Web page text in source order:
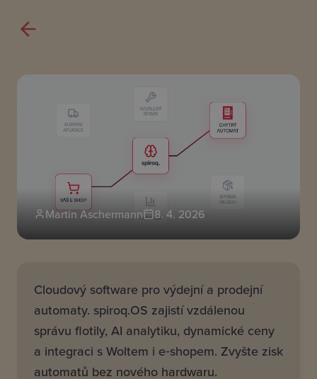
Martin Aschermann 8. 4. 2026
Cloudový software pro výdejní a prodejní
automaty. spiroq.OS zajistí vzdálenou
správu flotily, AI analytiku, dynamické ceny
a integraci s Woltem i e‑shopem. Zvyšte zisk
automatů bez nového hardwaru.